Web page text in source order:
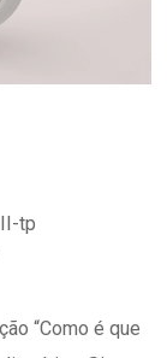
tp
“Como é que